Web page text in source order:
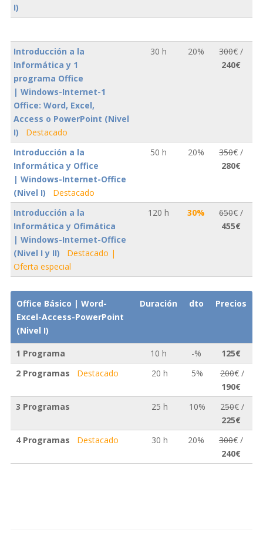
I)
Introducción a la
Informática y 1
programa Office
| Windows-Internet-1
Office: Word, Excel,
Access o PowerPoint (Nivel
I)
Destacado
30 h 20% 300€ /
240€
Introducción a la
Informática y Office
| Windows-Internet-Office
(Nivel I)
Destacado
50 h 20% 350€ /
280€
Introducción a la
Informática y Ofimática
| Windows-Internet-Office
(Nivel I y II)
Destacado |
Oferta especial
120 h 30% 650€ /
455€
Office Básico | Word-
Excel-Access-PowerPoint
(Nivel I)
Duración dto Precios
1 Programa 10 h -%
125€
2 Programas
Destacado 20 h 5% 200€ /
190€
3 Programas
25 h 10% 250€ /
225€
4 Programas
Destacado 30 h 20% 300€ /
240€